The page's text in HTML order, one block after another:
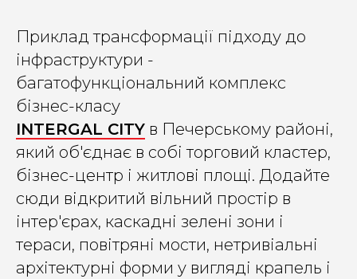
Приклад трансформації підходу до
інфраструктури -
багатофункціональний комплекс
бізнес-класу
INTERGAL CITY в Печерському районі,
який об'єднає в собі торговий кластер,
бізнес-центр і житлові площі. Додайте
сюди відкритий вільний простір в
інтер'єрах, каскадні зелені зони і
тераси, повітряні мости, нетривіальні
архітектурні форми у вигляді крапель і